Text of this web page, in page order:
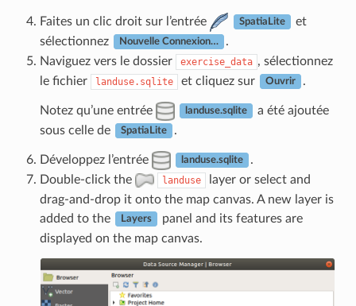
Faites un clic droit sur l’entrée SpatiaLite
et
sélectionnez
Nouvelle Connexion…
.
Naviguez vers le dossier
exercise_data , sélectionnez
le fichier
landuse.sqlite et cliquez sur Ouvrir .
Notez qu’une entrée landuse.sqlite
a été ajoutée
sous celle de
SpatiaLite .
Développez l’entrée landuse.sqlite
.
Double-click the
landuse
layer or select and
drag-and-drop it onto the map canvas. A new layer is
added to the
Layers
panel and its features are
displayed on the map canvas.